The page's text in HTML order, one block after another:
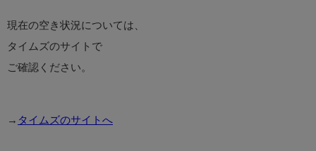
現在の空き状況については、
タイムズのサイトで
ご確認ください。
→ タイムズのサイトへ